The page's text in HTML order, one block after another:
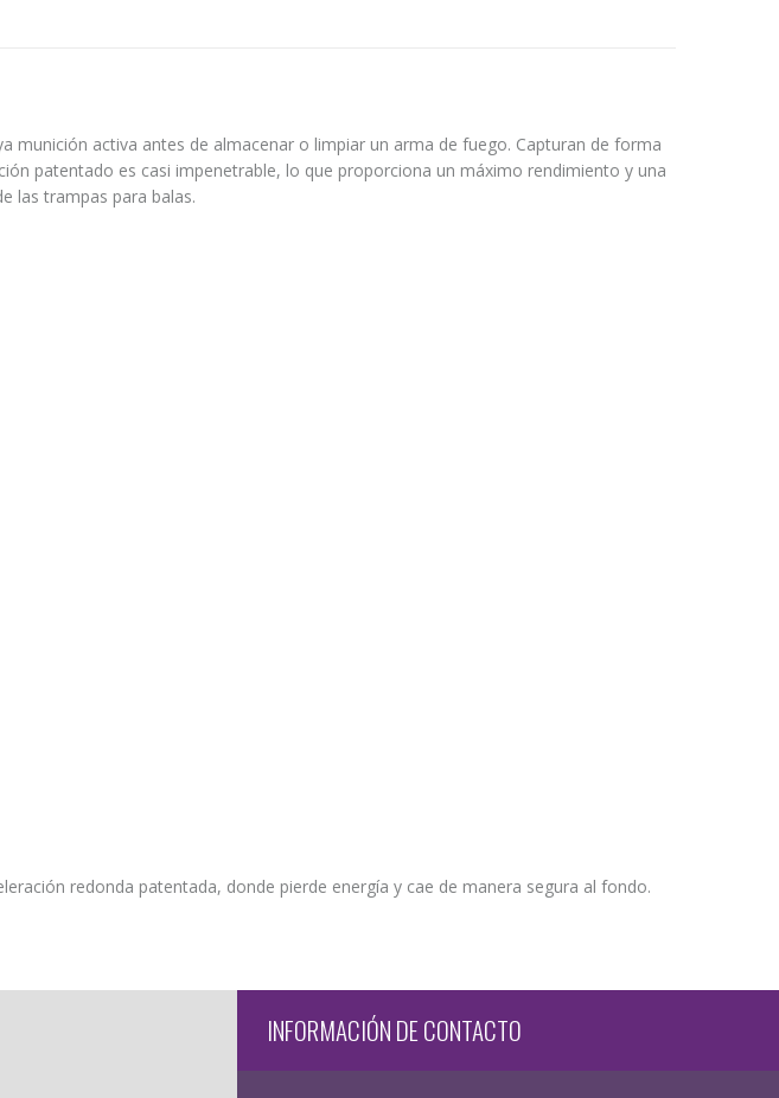
munición activa antes de almacenar o limpiar un arma de fuego. Capturan de forma
patentado es casi impenetrable, lo que proporciona un máximo rendimiento y una
las trampas para balas.
redonda patentada, donde pierde energía y cae de manera segura al fondo.
INFORMACIÓN DE CONTACTO